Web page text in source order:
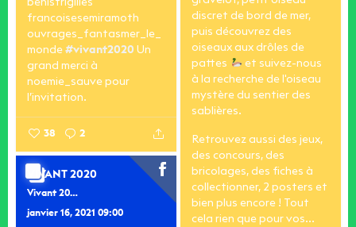
discret de bord de mer,
puis découvrez des
oiseaux aux drôles de
pattes
et suivez-nous
à la recherche de l'oiseau
mystère du sentier des
sablières.
Retrouvez aussi des jeux,
des concours, des
bricolages, des fiches à
collectionner, 2 posters et
bien plus encore ! Tout
cela rien que pour vos...
benistrigilles
francoisesemiramoth
ouvrages_fantasmer_le_
monde#vivant2020 Un
grand merci à
noemie_sauve pour
l’invitation.
38 2
VIVANT 2020
Vivant 2020
janvier 16, 2021 09:00